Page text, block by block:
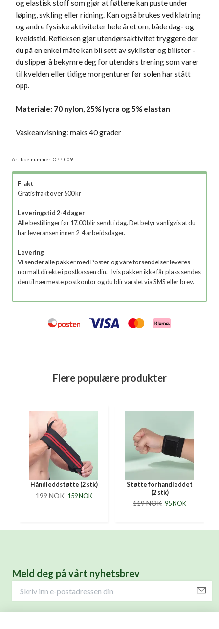
og elastisk stoff som gjør at føttene kan puste under
løping, sykling eller ridning. Kan også brukes ved klatring
og andre fysiske aktiviteter hele året om, både dag- og
kveldstid. Refleksen gjør utendørsaktivitet tryggere der
du på en enkel måte kan bli sett av syklister og bilister -
du slipper å bekymre deg for utendørs trening som varer
til kvelden eller tidige morgenturer før solen har stått
opp.
Materiale: 70 nylon, 25% lycra og 5% elastan
Vaskeanvisning: maks 40 grader
Artikkelnummer: OPP-009
Frakt
Gratis frakt over 500 kr
Leveringstid 2-4 dager
Alle bestillinger før 17.00 blir sendt i dag. Det betyr vanligvis at du
har leveransen innen 2-4 arbeidsdager.
Levering
Vi sender alle pakker med Posten og våre forsendelser leveres
normalt direkte i postkassen din. Hvis pakken ikke får plass sendes
den til nærmeste postkontor og du blir varslet via SMS eller brev.
Håndleddstøtte (2 stk)
199 NOK 159 NOK
Støtte for handleddet
(2 stk)
119 NOK 95 NOK
Meld deg på vårt nyhetsbrev